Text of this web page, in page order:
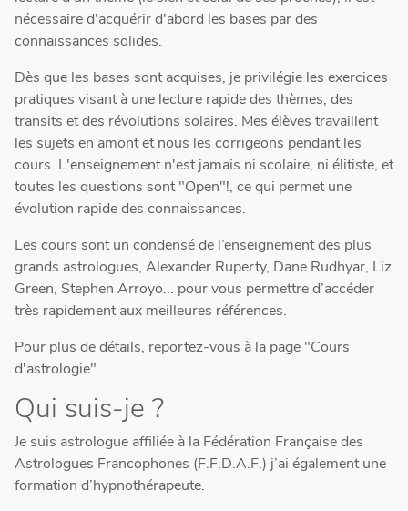
nécessaire d'acquérir d'abord les bases par des
connaissances solides.
Dès que les bases sont acquises, je privilégie les exercices
pratiques visant à une lecture rapide des thèmes, des
transits et des révolutions solaires. Mes élèves travaillent
les sujets en amont et nous les corrigeons pendant les
cours. L'enseignement n'est jamais ni scolaire, ni élitiste, et
toutes les questions sont "Open"!, ce qui permet une
évolution rapide des connaissances.
Les cours sont un condensé de l’enseignement des plus
grands astrologues, Alexander Ruperty, Dane Rudhyar, Liz
Green, Stephen Arroyo... pour vous permettre d’accéder
très rapidement aux meilleures références.
Pour plus de détails, reportez-vous à la page "Cours
d'astrologie"
Qui suis-je ?
Je suis astrologue affiliée à la Fédération Française des
Astrologues Francophones (F.F.D.A.F.) j’ai également une
formation d’hypnothérapeute.